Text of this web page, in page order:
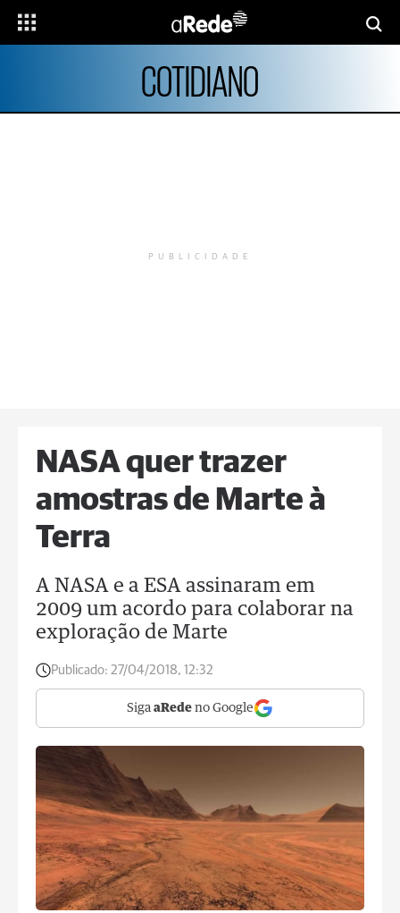
COTIDIANO
PUBLICIDADE
NASA quer trazer
amostras de Marte à
Terra
A NASA e a ESA assinaram em
2009 um acordo para colaborar na
exploração de Marte
Publicado: 27/04/2018, 12:32
Siga aRede no Google